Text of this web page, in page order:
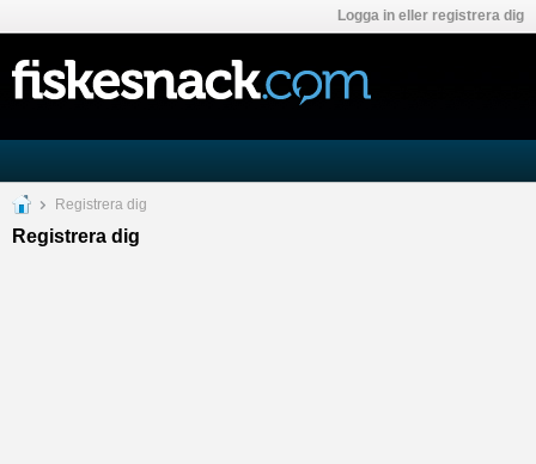
Logga in eller registrera dig
Registrera dig
Registrera dig